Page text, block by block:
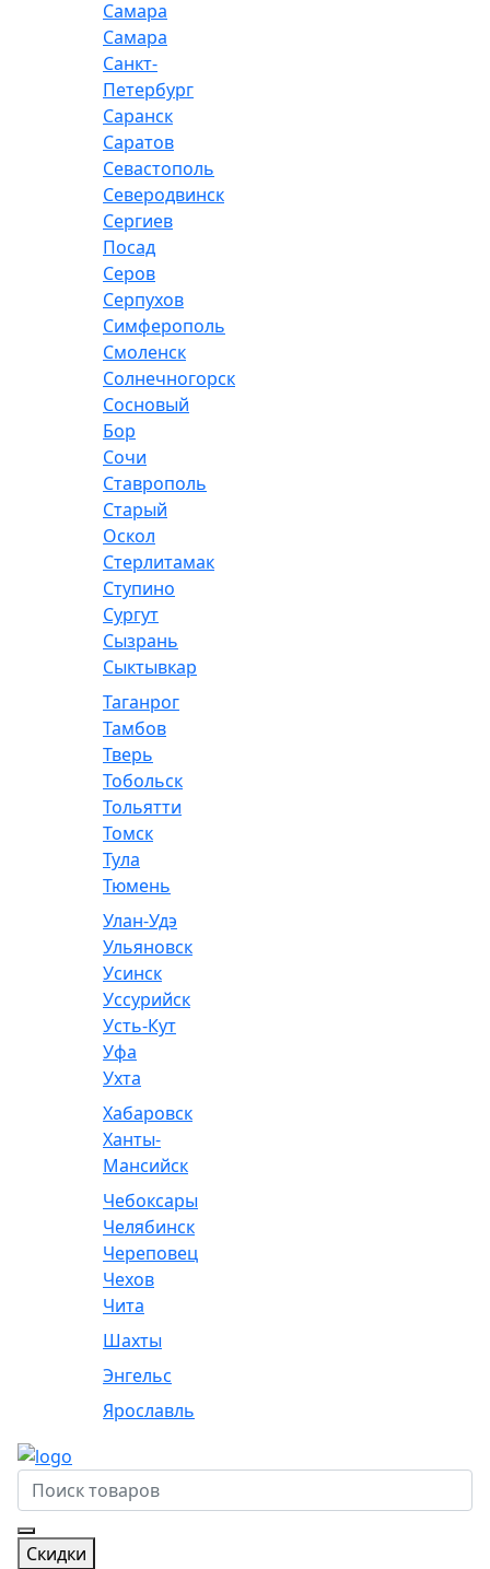
Самара
Самара
Санкт-
Петербург
Саранск
Саратов
Севастополь
Северодвинск
Сергиев
Посад
Серов
Серпухов
Симферополь
Смоленск
Солнечногорск
Сосновый
Бор
Сочи
Ставрополь
Старый
Оскол
Стерлитамак
Ступино
Сургут
Сызрань
Сыктывкар
Таганрог
Тамбов
Тверь
Тобольск
Тольятти
Томск
Тула
Тюмень
Улан-Удэ
Ульяновск
Усинск
Уссурийск
Усть-Кут
Уфа
Ухта
Хабаровск
Ханты-
Мансийск
Чебоксары
Челябинск
Череповец
Чехов
Чита
Шахты
Энгельс
Ярославль
Скидки